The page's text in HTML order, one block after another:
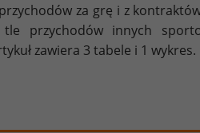
za grę i z
przychodów innych
zawiera 3 tabele i 1 wykres.